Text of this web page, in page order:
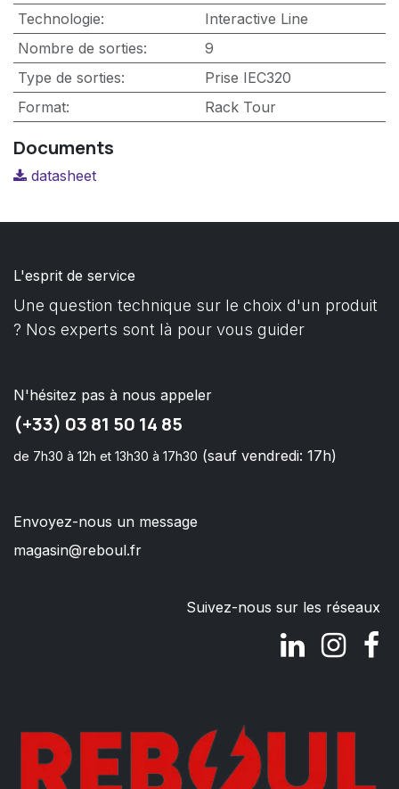
Technologie:
Interactive Line
Nombre de sorties:
9
Type de sorties:
Prise IEC320
Format: Rack Tour
Documents
datasheet
L'esprit de service
Une question technique sur le choix d'un produit
? Nos experts sont là pour vous guider
N'hésitez pas à nous appeler
(+33) 03 81 50 14 85
de 7h30 à 12h et 13h30 à 17h30 (sauf vendredi: 17h)
Envoyez-nous un message
magasin@reboul.fr
Suivez-nous sur les réseaux